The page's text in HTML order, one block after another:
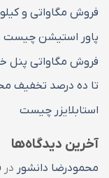
فروش مگاواتی و
پاور استیشن چیست
فروش مگاواتی پنل
تا ده درصد تخفیف
استابلایزر چیست
آخرین دیدگاه‌ها
محمودرضا دانشور در